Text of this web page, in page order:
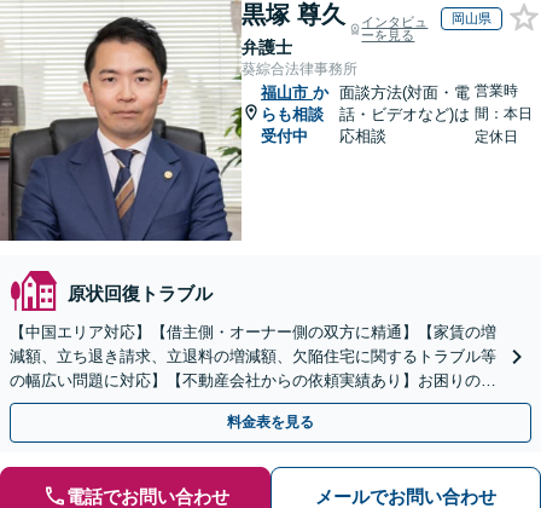
黒塚 尊久
弁護士
インタビュ
ーを見る
岡山県
葵綜合法律事務所
福山市 か
らも相談
受付中
面談方法(対面・電
話・ビデオなど)は
応相談
営業時
間：本日
定休日
原状回復トラブル
【中国エリア対応】【借主側・オーナー側の双方に精通】【家賃の増
減額、立ち退き請求、立退料の増減額、欠陥住宅に関するトラブル等
の幅広い問題に対応】【不動産会社からの依頼実績あり】お困りの際
はご連絡ください。迅速かつ丁寧に対応いたします。
料金表を見る
電話でお問い合わせ メールでお問い合わせ